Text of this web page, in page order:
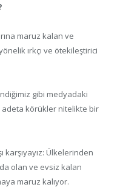
maruz kalan ve
ırkçı ve ötekileştirici
gibi medyadaki
adeta körükler nitelikte bir
Ülkelerinden
olan ve evsiz kalan
maruz kalıyor.